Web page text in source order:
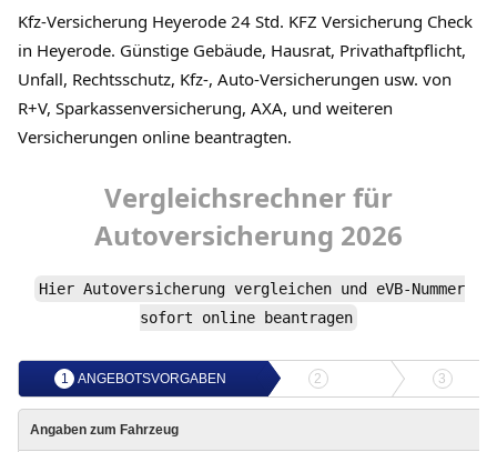
Kfz-Versicherung Heyerode 24 Std. KFZ Versicherung Check
in Heyerode. Günstige Gebäude, Hausrat, Privathaftpflicht,
Unfall, Rechtsschutz, Kfz-, Auto-Versicherungen usw. von
R+V, Sparkassenversicherung, AXA, und weiteren
Versicherungen online beantragten.
Vergleichsrechnerfür
Autoversicherung 2026
Hier Autoversicherungvergleichen und eVB-Nummer
sofort online beantragen